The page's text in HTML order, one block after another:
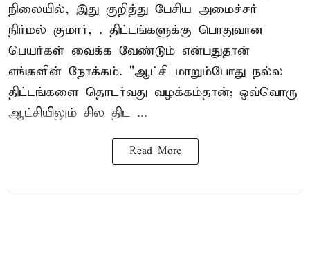
நிலையில், இது குறித்து பேசிய அமைச்சர்
நிர்மல் குமார், . திட்டங்களுக்கு பொதுவான
பெயர்கள் வைக்க வேண்டும் என்பதுதான்
எங்களின் நோக்கம். "ஆட்சி மாறும்போது நல்ல
திட்டங்களை தொடர்வது வழக்கம்தான்; ஒவ்வொரு
ஆட்சியிலும் சில திட ...
Read More